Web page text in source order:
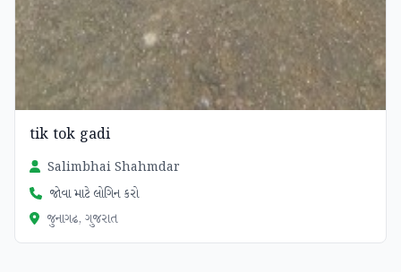
tik tok gadi
Salimbhai Shahmdar
જોવા માટે લોગિન કરો
જુનાગઢ, ગુજરાત